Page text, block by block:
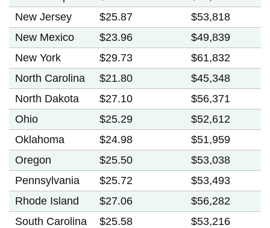
New Jersey
$25.87
$53,818
New Mexico
$23.96
$49,839
New York
$29.73
$61,832
North Carolina
$21.80
$45,348
North Dakota
$27.10
$56,371
Ohio
$25.29
$52,612
Oklahoma
$24.98
$51,959
Oregon
$25.50
$53,038
Pennsylvania
$25.72
$53,493
Rhode Island
$27.06
$56,282
South Carolina
$25.58
$53,216